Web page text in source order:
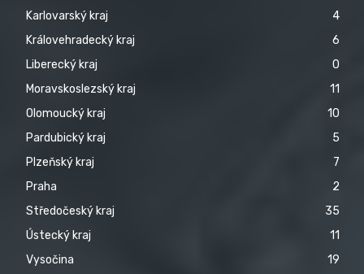
Karlovarský kraj
4
Královehradecký kraj
6
Liberecký kraj
0
Moravskoslezský kraj
11
Olomoucký kraj
10
Pardubický kraj
5
Plzeňský kraj
7
Praha
2
Středočeský kraj
35
Ústecký kraj
11
Vysočina
19